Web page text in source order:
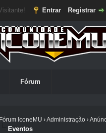
Entrar Registrar
Fórum
Fórum IconeMU ›Administração›
Eventos